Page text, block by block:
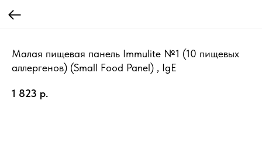
Малая пищевая панель Immulite №1 (10 пищевых
аллергенов) (Small Food Panel) , IgE
1 823 р.